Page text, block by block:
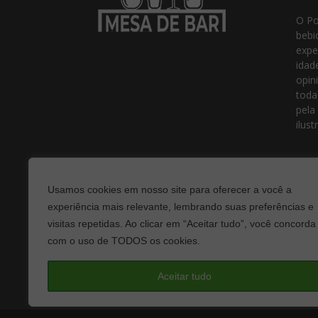
Usamos cookies em nosso site para oferecer a você a
experiência mais relevante, lembrando suas preferências e
visitas repetidas. Ao clicar em “Aceitar tudo”, você concorda
com o uso de TODOS os cookies.
Aceitar tudo
O